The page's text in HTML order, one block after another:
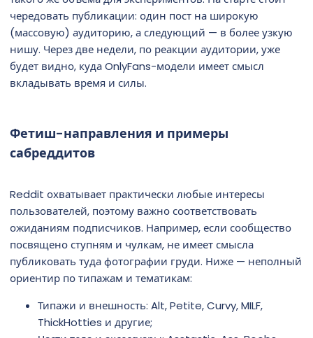
чередовать публикации: один пост на широкую
(массовую) аудиторию, а следующий — в более узкую
нишу. Через две недели, по реакции аудитории, уже
будет видно, куда OnlyFans-модели имеет смысл
вкладывать время и силы.
Фетиш-направления и примеры
сабреддитов
Reddit охватывает практически любые интересы
пользователей, поэтому важно соответствовать
ожиданиям подписчиков. Например, если сообщество
посвящено ступням и чулкам, не имеет смысла
публиковать туда фотографии груди. Ниже — неполный
ориентир по типажам и тематикам:
Типажи и внешность: Alt, Petite, Curvy, MILF,
ThickHotties и другие;